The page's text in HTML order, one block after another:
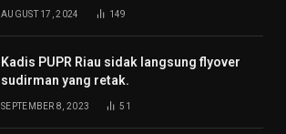
AUGUST 17, 2024 149
Kadis PUPR Riau sidak langsung flyover
sudirman yang retak.
SEPTEMBER 8, 2023 51